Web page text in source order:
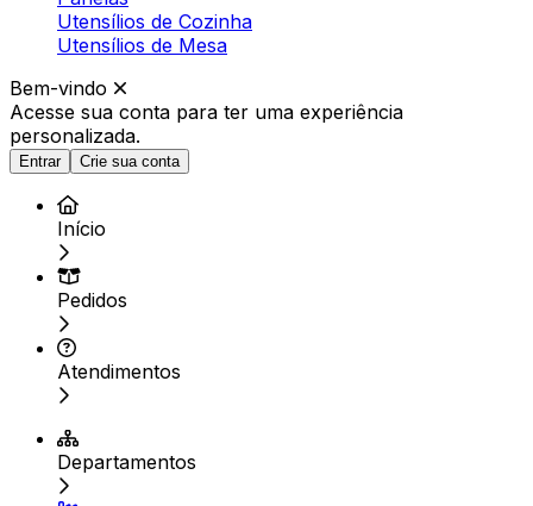
Utensílios de Cozinha
Utensílios de Mesa
Bem-vindo
Acesse sua conta para ter uma experiência
personalizada.
Entrar Crie sua conta
Início
Pedidos
Atendimentos
Departamentos